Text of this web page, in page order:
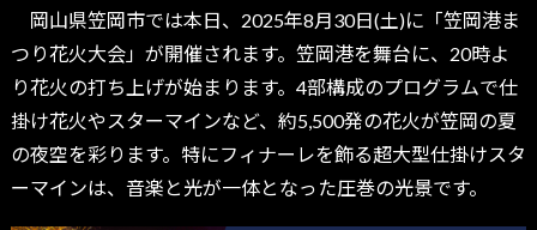
岡山県笠岡市では本日、2025年8月30日(土)に「笠岡港ま
つり花火大会」が開催されます。笠岡港を舞台に、20時よ
り花火の打ち上げが始まります。4部構成のプログラムで仕
掛け花火やスターマインなど、約5,500発の花火が笠岡の夏
の夜空を彩ります。特にフィナーレを飾る超大型仕掛けスタ
ーマインは、音楽と光が一体となった圧巻の光景です。